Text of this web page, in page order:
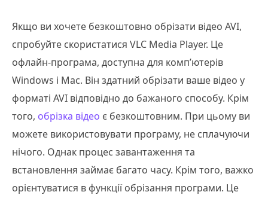
Якщо ви хочете безкоштовно обрізати відео AVI,
спробуйте скористатися VLC Media Player. Це
офлайн-програма, доступна для комп’ютерів
Windows і Mac. Він здатний обрізати ваше відео у
форматі AVI відповідно до бажаного способу. Крім
того, обрізка відео є безкоштовним. При цьому ви
можете використовувати програму, не сплачуючи
нічого. Однак процес завантаження та
встановлення займає багато часу. Крім того, важко
орієнтуватися в функції обрізання програми. Це